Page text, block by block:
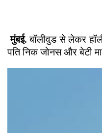
मुंबई.बॉलीवुड से लेकर
पति निक जोनस और बेटी